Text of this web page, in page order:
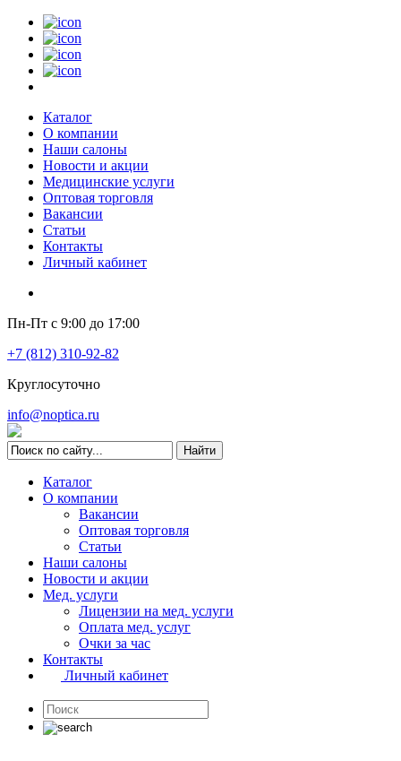
Каталог
О компании
Наши салоны
Новости и акции
Медицинские услуги
Оптовая торговля
Вакансии
Статьи
Контакты
Личный кабинет
Пн-Пт с 9:00 до 17:00
+7 (812) 310-92-82
Круглосуточно
info@noptica.ru
Каталог
О компании
Вакансии
Оптовая торговля
Статьи
Наши салоны
Новости и акции
Мед. услуги
Лицензии на мед. услуги
Оплата мед. услуг
Очки за час
Контакты
Личный кабинет